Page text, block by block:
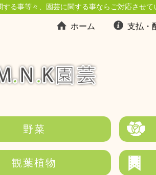
る事等々、園芸に関する事ならご対応させて
ホーム 支払・
野菜
観葉植物